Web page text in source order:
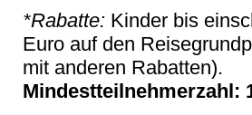
*Rabatte: Kinder bis
Euro auf den
mit anderen Rabatten).
Mindestteilnehmerzahl: